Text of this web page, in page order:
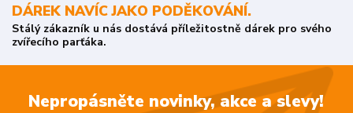
DÁREK NAVÍC JAKO PODĚKOVÁNÍ.
Stálý zákazník u nás dostává příležitostně dárek pro svého
zvířecího parťáka.
Nepropásněte novinky, akce a slevy!